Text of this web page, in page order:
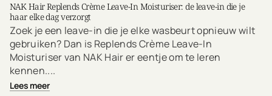
NAK Hair Replends Crème Leave-In Moisturiser: de leave-in die je
haar elke dag verzorgt
Zoek je een leave-in die je elke wasbeurt opnieuw wilt
gebruiken? Dan is Replends Crème Leave-In
Moisturiser van NAK Hair er eentje om te leren
kennen....
Lees meer